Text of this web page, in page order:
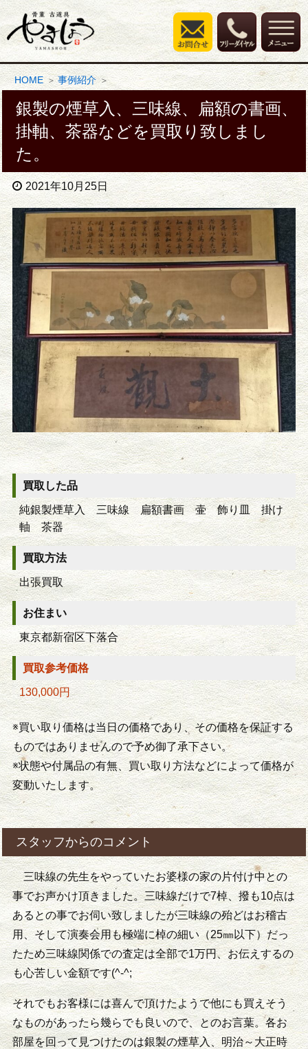
HOME 事例紹介
銀製の煙草入、三味線、扁額の書画、
掛軸、茶器などを買取り致しまし
た。
2021年10月25日
買取した品
純銀製煙草入 三味線 扁額書画 壷 飾り皿 掛け
軸 茶器
買取方法
出張買取
お住まい
東京都新宿区下落合
買取参考価格
130,000円
※買い取り価格は当日の価格であり、その価格を保証する
ものではありませんので予め御了承下さい。
※状態や付属品の有無、買い取り方法などによって価格が
変動いたします。
スタッフからのコメント
三味線の先生をやっていたお婆様の家の片付け中との
事でお声かけ頂きました。三味線だけで7棹、撥も10点は
あるとの事でお伺い致しましたが三味線の殆どはお稽古
用、そして演奏会用も極端に棹の細い（25㎜以下）だっ
たため三味線関係での査定は全部で1万円、お伝えするの
も心苦しい金額です(^-^;
それでもお客様には喜んで頂けたようで他にも買えそう
なものがあったら幾らでも良いので、とのお言葉。各お
部屋を回って見つけたのは銀製の煙草入、明治～大正時